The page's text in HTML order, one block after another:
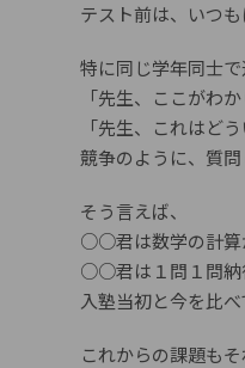
テスト前は、いつ
特に同じ学年同士で
「先生、ここがわ
「先生、これはど
競争のように、質問
そう言えば、
○○君は数学の計算
○○君は１問１問納
入塾当初と今を比
これからの課題もそ